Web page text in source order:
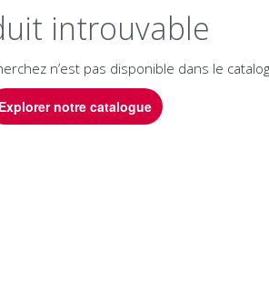
introuvable
n’est pas disponible dans le
Explorer notre catalogue